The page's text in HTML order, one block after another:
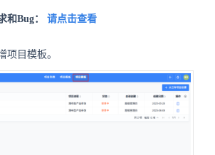
和Bug： 请点击查看
项目模板。